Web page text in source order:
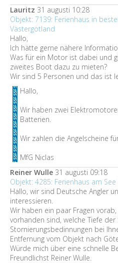
Lauritz 31 augusti 10:28
Objekt: 7139: Ferienhaus in
Västergötland
Hallo,
Ich hätte gerne nähere
Was für ein Motor ist dabei und
zweites Boot dazu zu mieten?
Wir sind 5 Personen und das ist
Hallo,
Wir haben zwei
Batterien.
Wir zahlen die Angelscheine
MfG Niclas
Reiner Wulle 31 augusti 09:18
Objekt: 4285: Ferienhaus am See
Hallo, wir sind Deutsche Angler
interessieren.
Wir haben ein paar Fragen
vorhanden sind, welche Tiefe der
Stornierungsbedinnungen bei
Entfernung vom Objekt nach
Würde mich über eine schnelle
Freundlichst Reiner Wulle.